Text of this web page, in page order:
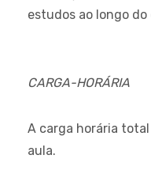
estudos ao longo do
CARGA-HORÁRIA
A carga horária
aula.